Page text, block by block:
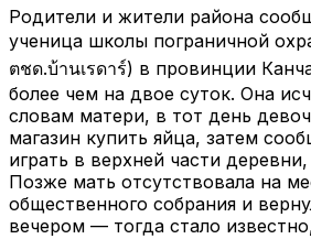
Родители и жители района
ученица школы пограничной
ตชด.บ้านเรดาร์) в провинции
более чем на двое суток. Она
словам матери, в тот день
магазин купить яйца, затем
играть в верхней части
Позже мать отсутствовала на
общественного собрания и
вечером — тогда стало